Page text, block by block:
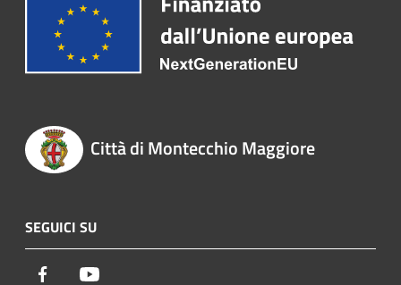
Città di Montecchio Maggiore
SEGUICI SU
Facebook